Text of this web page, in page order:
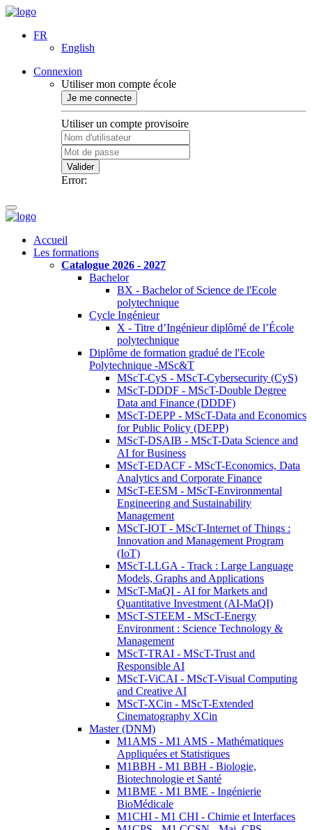
FR
English
Connexion
Utiliser mon compte école
Je me connecte
Utiliser un compte provisoire
Valider
Error:
Accueil
Les formations
Catalogue 2026 - 2027
Bachelor
BX - Bachelor of Science de l'Ecole
polytechnique
Cycle Ingénieur
X - Titre d’Ingénieur diplômé de l’École
polytechnique
Diplôme de formation gradué de l'Ecole
Polytechnique -MSc&T
MScT-CyS - MScT-Cybersecurity (CyS)
MScT-DDDF - MScT-Double Degree
Data and Finance (DDDF)
MScT-DEPP - MScT-Data and Economics
for Public Policy (DEPP)
MScT-DSAIB - MScT-Data Science and
AI for Business
MScT-EDACF - MScT-Economics, Data
Analytics and Corporate Finance
MScT-EESM - MScT-Environmental
Engineering and Sustainability
Management
MScT-IOT - MScT-Internet of Things :
Innovation and Management Program
(IoT)
MScT-LLGA - Track : Large Language
Models, Graphs and Applications
MScT-MaQI - AI for Markets and
Quantitative Investment (AI-MaQI)
MScT-STEEM - MScT-Energy
Environment : Science Technology &
Management
MScT-TRAI - MScT-Trust and
Responsible AI
MScT-ViCAI - MScT-Visual Computing
and Creative AI
MScT-XCin - MScT-Extended
Cinematography XCin
Master (DNM)
M1AMS - M1 AMS - Mathématiques
Appliquées et Statistiques
M1BBH - M1 BBH - Biologie,
Biotechnologie et Santé
M1BME - M1 BME - Ingénierie
BioMédicale
M1CHI - M1 CHI - Chimie et Interfaces